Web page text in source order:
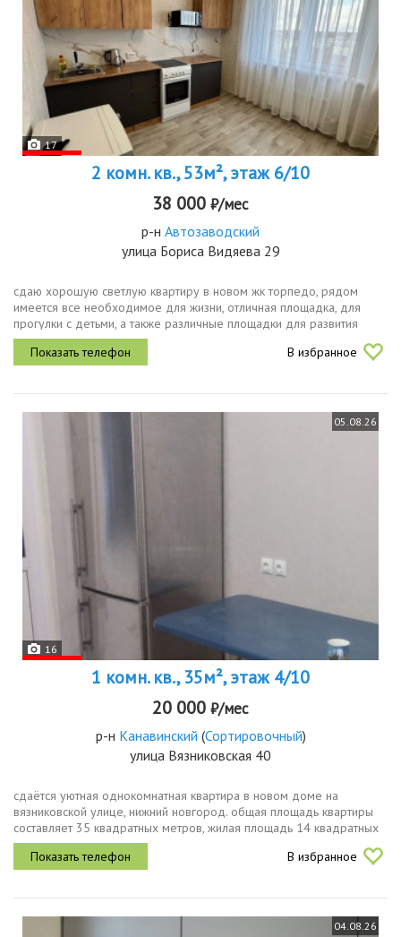
17
2 комн. кв., 53м², этаж 6/10
38 000 ₽/мес
р-н Автозаводский
улица Бориса Видяева 29
сдаю хорошую светлую квартиру в новом жк торпедо, рядом
имеется все необходимое для жизни, отличная площадка, для
прогулки с детьми, а также различные площадки для развития
ребенка, футбольное, баскетбольное поле, площадки для
физического развития...
В избранное
05.08.26
16
1 комн. кв., 35м², этаж 4/10
20 000 ₽/мес
р-н Канавинский (Сортировочный)
улица Вязниковская 40
сдаётся уютная однокомнатная квартира в новом доме на
вязниковской улице, нижний новгород. общая площадь квартиры
составляет 35 квадратных метров, жилая площадь 14 квадратных
метров, кухня 10 квадратных метров. квартира находится на 4
этаже...
В избранное
04.08.26